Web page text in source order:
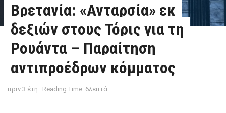
Βρετανία: «Ανταρσία» εκ
δεξιών στους Τόρις για τη
Ρουάντα – Παραίτηση
αντιπροέδρων κόμματος
πριν 3 έτη Reading Time: 6λεπτά